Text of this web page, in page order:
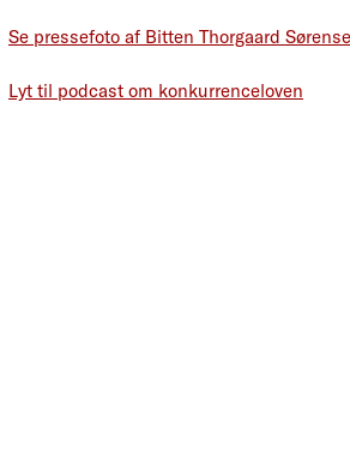
Se pressefoto af Bitten Thorgaard
Lyt til podcast om konkurrenceloven